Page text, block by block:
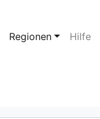
Regionen Hilfe